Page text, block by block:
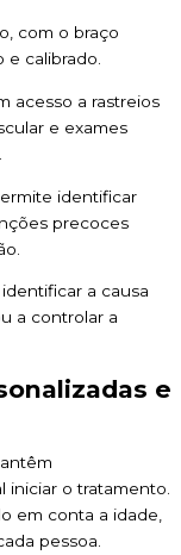
com o braço
e calibrado.
acesso a rastreios
e exames
identificar
precoces
a causa
a controlar a
e
iniciar o tratamento.
em conta a idade,
pessoa.